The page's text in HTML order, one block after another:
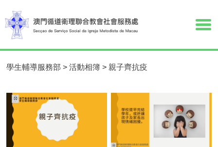
學生輔導服務部 > 活動相簿 > 親子齊抗疫